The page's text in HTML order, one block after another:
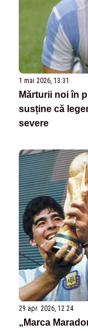
1 mai 2026, 13:31
Mărturii noi în
susține că
severe
29 apr. 2026, 12:24
„Marca